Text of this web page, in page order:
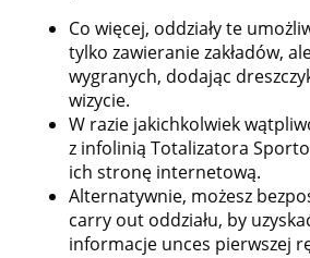
Co więcej, oddziały te
tylko zawieranie zakładów,
wygranych, dodając
wizycie.
W razie jakichkolwiek
z infolinią Totalizatora
ich stronę internetową.
Alternatywnie, możesz
carry out oddziału, by
informacje unces pierwszej